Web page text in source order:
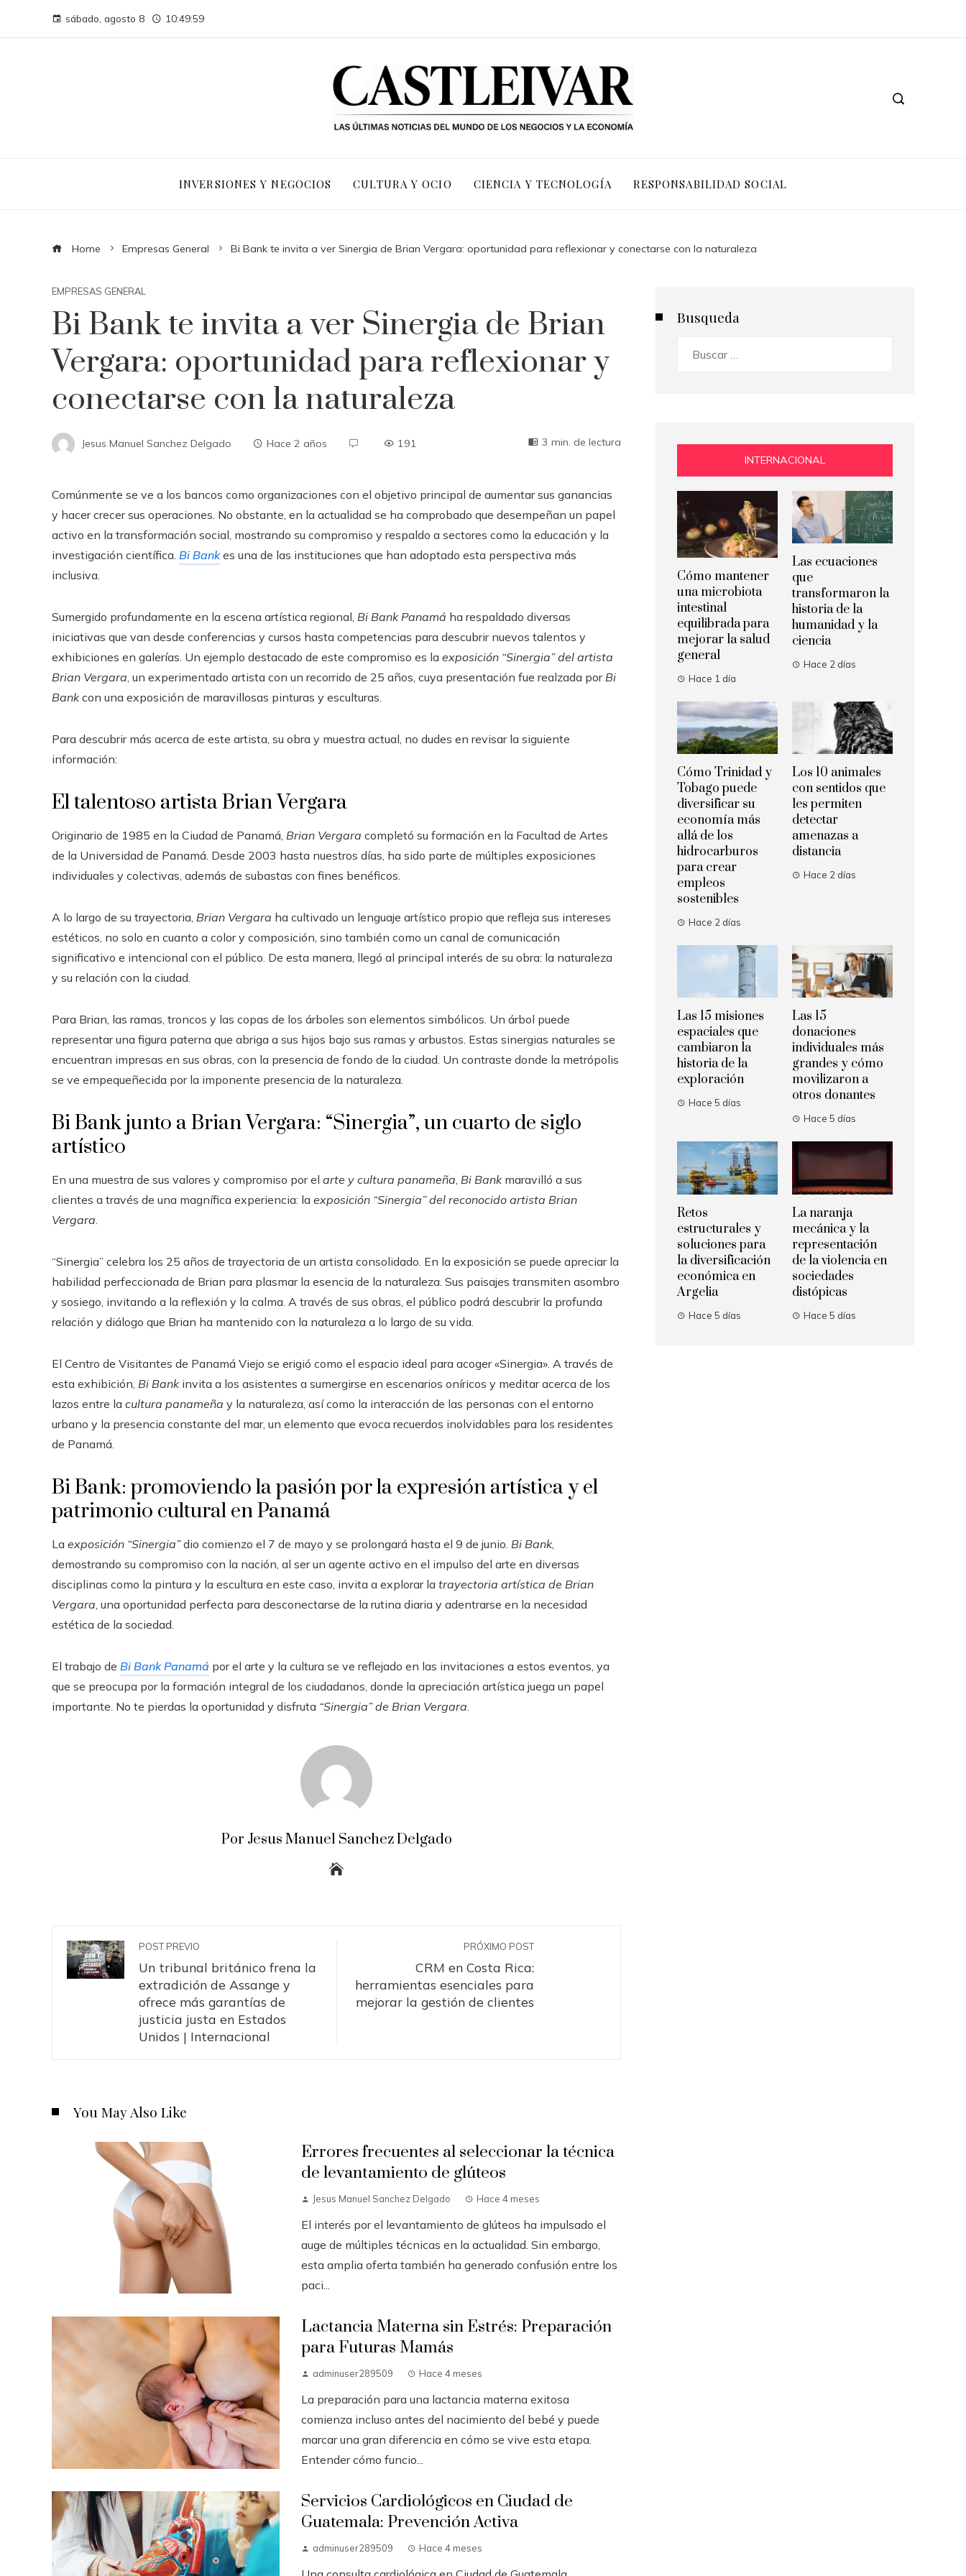
sábado, agosto 8 10:50:00
INVERSIONES Y NEGOCIOS CULTURA Y OCIO CIENCIA Y TECNOLOGÍA RESPONSABILIDAD SOCIAL
Home Empresas General Bi Bank te invita a ver Sinergia de Brian Vergara: oportunidad para reflexionar y conectarse con la naturaleza
EMPRESAS GENERAL
Bi Bank te invita a ver Sinergia de Brian
Vergara: oportunidad para reflexionar y
conectarse con la naturaleza
Jesus Manuel Sanchez Delgado Hace 2 años 191 3 min. de lectura
Comúnmente se ve a los bancos como organizaciones con el objetivo principal de aumentar sus ganancias
y hacer crecer sus operaciones. No obstante, en la actualidad se ha comprobado que desempeñan un papel
activo en la transformación social, mostrando su compromiso y respaldo a sectores como la educación y la
investigación científica. Bi Bankes una de las instituciones que han adoptado esta perspectiva más
inclusiva.
Sumergido profundamente en la escena artística regional, Bi Bank Panamá ha respaldado diversas
iniciativas que van desde conferencias y cursos hasta competencias para descubrir nuevos talentos y
exhibiciones en galerías. Un ejemplo destacado de este compromiso es la exposición “Sinergia” del artista
Brian Vergara, un experimentado artista con un recorrido de 25 años, cuya presentación fue realzada porBi
Bankcon una exposición de maravillosas pinturas y esculturas.
Para descubrir más acerca de este artista, su obra y muestra actual, no dudes en revisar la siguiente
información:
El talentoso artista Brian Vergara
Originario de 1985 en la Ciudad de Panamá, Brian Vergara completó su formación en la Facultad de Artes
de la Universidad de Panamá. Desde 2003 hasta nuestros días, ha sido parte de múltiples exposiciones
individuales y colectivas, además de subastas con fines benéficos.
A lo largo de su trayectoria, Brian Vergara ha cultivado un lenguaje artístico propio que refleja sus intereses
estéticos, no solo en cuanto a color y composición, sino también como un canal de comunicación
significativo e intencional con el público. De esta manera, llegó al principal interés de su obra: la naturaleza
y su relación con la ciudad.
Para Brian, las ramas, troncos y las copas de los árboles son elementos simbólicos. Un árbol puede
representar una figura paterna que abriga a sus hijos bajo sus ramas y arbustos. Estas sinergias naturales se
encuentran impresas en sus obras, con la presencia de fondo de la ciudad. Un contraste donde la metrópolis
se ve empequeñecida por la imponente presencia de la naturaleza.
Bi Bank junto a Brian Vergara: “Sinergia”, un cuarto de siglo
artístico
En una muestra de sus valores y compromiso por el arte y cultura panameña, Bi Bankmaravilló a sus
clientes a través de una magnífica experiencia: la exposición “Sinergia” del reconocido artista Brian
Vergara.
“Sinergia” celebra los 25 años de trayectoria de un artista consolidado. En la exposición se puede apreciar la
habilidad perfeccionada de Brian para plasmar la esencia de la naturaleza. Sus paisajes transmiten asombro
y sosiego, invitando a la reflexión y la calma. A través de sus obras, el público podrá descubrir la profunda
relación y diálogo que Brian ha mantenido con la naturaleza a lo largo de su vida.
El Centro de Visitantes de Panamá Viejo se erigió como el espacio ideal para acoger «Sinergia». A través de
esta exhibición, Bi Bankinvita a los asistentes a sumergirse en escenarios oníricos y meditar acerca de los
lazos entre la cultura panameña y la naturaleza, así como la interacción de las personas con el entorno
urbano y la presencia constante del mar, un elemento que evoca recuerdos inolvidables para los residentes
de Panamá.
Bi Bank: promoviendo la pasión por la expresión artística y el
patrimonio cultural en Panamá
La exposición “Sinergia”dio comienzo el 7 de mayo y se prolongará hasta el 9 de junio. Bi Bank,
demostrando su compromiso con la nación, al ser un agente activo en el impulso del arte en diversas
disciplinas como la pintura y la escultura en este caso, invita a explorar la trayectoria artística de Brian
Vergara, una oportunidad perfecta para desconectarse de la rutina diaria y adentrarse en la necesidad
estética de la sociedad.
El trabajo de Bi Bank Panamá por el arte y la cultura se ve reflejado en las invitaciones a estos eventos, ya
que se preocupa por la formación integral de los ciudadanos, donde la apreciación artística juega un papel
importante. No te pierdas la oportunidad y disfruta “Sinergia” de Brian Vergara.
Por Jesus Manuel Sanchez Delgado
POST PREVIO
Un tribunal británico frena la
extradición de Assange y
ofrece más garantías de
justicia justa en Estados
Unidos | Internacional
PRÓXIMO POST
CRM en Costa Rica:
herramientas esenciales para
mejorar la gestión de clientes
You May Also Like
Errores frecuentes al seleccionar la técnica
de levantamiento de glúteos
Jesus Manuel Sanchez Delgado Hace 4 meses
El interés por el levantamiento de glúteos ha impulsado el
auge de múltiples técnicas en la actualidad. Sin embargo,
esta amplia oferta también ha generado confusión entre los
paci...
Lactancia Materna sin Estrés: Preparación
para Futuras Mamás
adminuser289509 Hace 4 meses
La preparación para una lactancia materna exitosa
comienza incluso antes del nacimiento del bebé y puede
marcar una gran diferencia en cómo se vive esta etapa.
Entender cómo funcio...
Servicios Cardiológicos en Ciudad de
Guatemala: Prevención Activa
adminuser289509 Hace 4 meses
Busqueda
INTERNACIONAL
Cómo mantener
una microbiota
intestinal
equilibrada para
mejorar la salud
general
Hace 1 día
Las ecuaciones
que
transformaron la
historia de la
humanidad y la
ciencia
Hace 2 días
Cómo Trinidad y
Tobago puede
diversificar su
economía más
allá de los
hidrocarburos
para crear
empleos
sostenibles
Hace 2 días
Los 10 animales
con sentidos que
les permiten
detectar
amenazas a
distancia
Hace 2 días
Las 15 misiones
espaciales que
cambiaron la
historia de la
exploración
Hace 5 días
Las 15
donaciones
individuales más
grandes y cómo
movilizaron a
otros donantes
Hace 5 días
Retos
estructurales y
soluciones para
la diversificación
económica en
Argelia
Hace 5 días
La naranja
mecánica y la
representación
de la violencia en
sociedades
distópicas
Hace 5 días